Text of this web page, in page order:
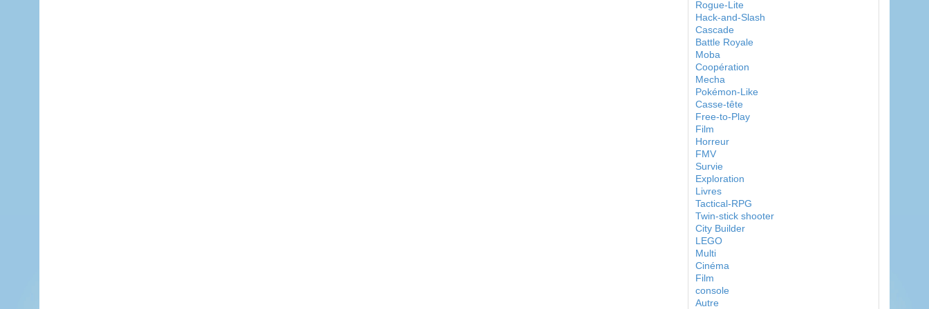
Rogue-Lite
Hack-and-Slash
Cascade
Battle Royale
Moba
Coopération
Mecha
Pokémon-Like
Casse-tête
Free-to-Play
Film
Horreur
FMV
Survie
Exploration
Livres
Tactical-RPG
Twin-stick shooter
City Builder
LEGO
Multi
Cinéma
Film
console
Autre